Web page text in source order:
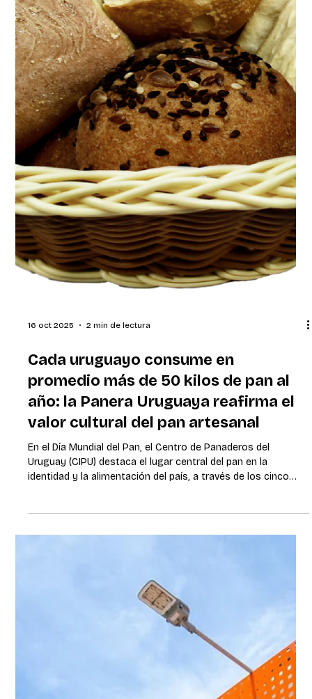
16 oct 2025 2 min de lectura
Cada uruguayo consume en
promedio más de 50 kilos de pan al
año: la Panera Uruguaya reafirma el
que busca fortalecer la tradición panadera y su vínculo con
el turismo y la gastronomía nacional. Montevideo, Uruguay,
16 de octubre de 2025. En el marco del Día Mundial del Pan, el
Centro de Panaderos del Uruguay (CIPU) reafirma su